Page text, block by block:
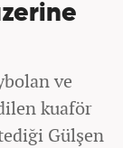
ve
kuaför
Gülşen